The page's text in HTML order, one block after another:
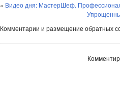
« Видео дня: МастерШеф.
Комментарии и размещение обратных